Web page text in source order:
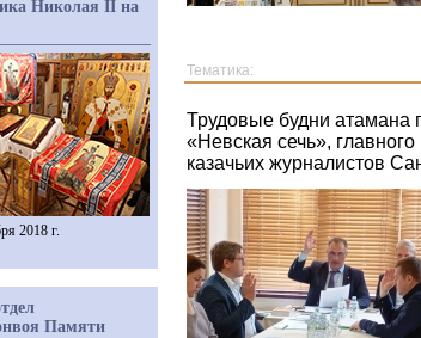
Тематика:
Трудовые будни атамана
«Невская сечь»,
казачьих журналистов
Николая II на
2018 г.
Памяти